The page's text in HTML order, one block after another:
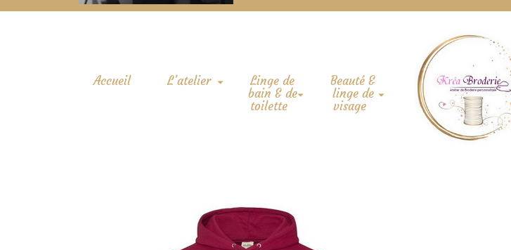
Accueil L’atelier
Linge de
bain & de
toilette
Beauté &
linge de
visage